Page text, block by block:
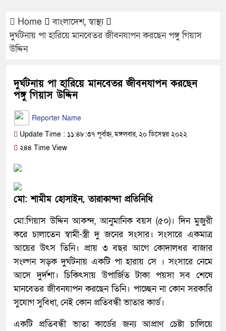
Home বাংলাদেশ,স্বাস্থ্য
দুর্ঘটনায় পা হারিয়ে মানবেতর জীবনযাপন করছেন পঙ্গু গিয়াস
উদ্দিন
দুর্ঘটনায় পা হারিয়ে মানবেতর জীবনযাপন করছেন
পঙ্গু গিয়াস উদ্দিন
Reporter Name
Update Time : ১১:৪৮:৩৭ পূর্বাহ্ন, মঙ্গলবার, ২০ ডিসেম্বর ২০২২
২৪৪ Time View
মো: শামীম হোসাইন, তারাকান্দা প্রতিনিধি
মো:গিয়াস উদ্দিন আকন্দ, আনুমানিক বয়স (৫০)। দিন মুজুরী
করে চালাতেন স্বামী-স্ত্রী দু জনের সংসার। সংসারে একমাত্র
আয়ের উৎস তিনি। প্রায় ৩ বছর আগে কোদালধর বাজার
সংল্গন সড়ক দুর্ঘটনায় একটি পা হারায় সে । সংসারে নেমে
আসে দুর্দশা। চিকিৎসায় উপার্জিত টাকা পয়সা সব শেষে
মানবেতর জীবনযাপন করছেন তিনি। পাচ্ছেন না কোন সরকারি
সুযোগ সুবিধা, নেই কোন প্রতিবন্ধী ভাতার কার্ড।
একটি প্রতিবন্ধী ভাতা কার্ডের জন্য আপ্রাণ চেষ্টা চালিয়ে